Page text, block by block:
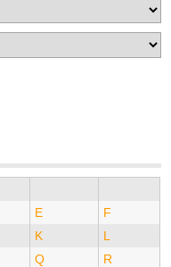
E
F
K
L
Q
R